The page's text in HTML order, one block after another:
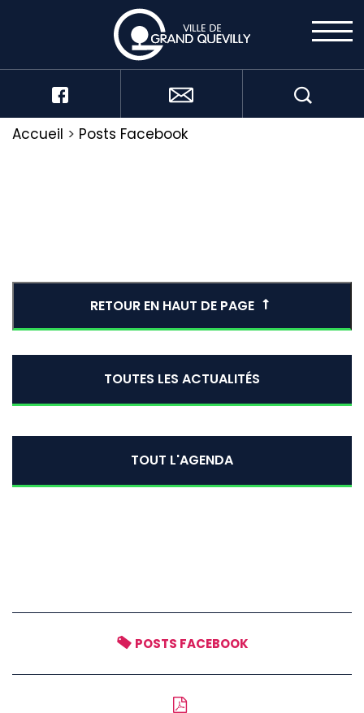
Accueil > Posts Facebook
RETOUR EN HAUT DE PAGE
TOUTES LES ACTUALITÉS
TOUT L'AGENDA
POSTS FACEBOOK